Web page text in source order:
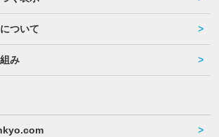
ついて
み